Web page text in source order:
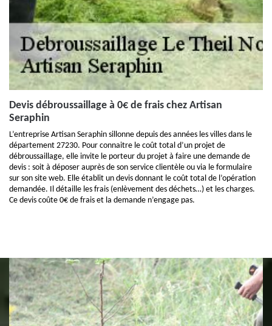
Devis débroussaillage à 0€ de frais chez Artisan
Seraphin
L’entreprise Artisan Seraphin sillonne depuis des années les villes dans le
département 27230. Pour connaitre le coût total d’un projet de
débroussaillage, elle invite le porteur du projet à faire une demande de
devis : soit à déposer auprès de son service clientèle ou via le formulaire
sur son site web. Elle établit un devis donnant le coût total de l’opération
demandée. Il détaille les frais (enlèvement des déchets…) et les charges.
Ce devis coûte 0€ de frais et la demande n’engage pas.